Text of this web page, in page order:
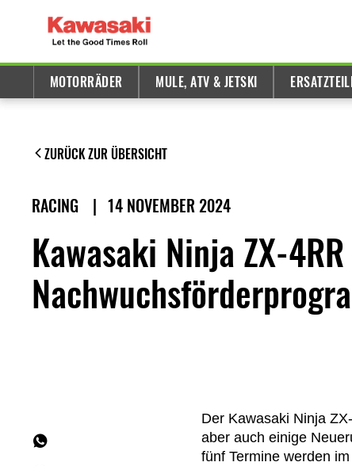
MOTORRÄDER MULE, ATV & JETSKI
ZURÜCK ZUR ÜBERSICHT
RACING | 14 NOVEMBER 2024
Kawasaki Ninja ZX-
Der Kawasaki Ninja
aber auch einige
fünf Termine werden